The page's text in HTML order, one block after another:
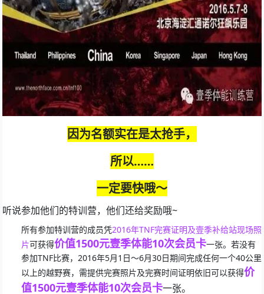
因为名额实在是太抢手，
所以……
一定要快哦～
听说参加他们的特训营，他们还给奖励哦~
所有参加特训营的成员凭2016年TNF完赛证明及壹季补给站现场照
片可获得价值1500元壹季体能10次会员卡一张。 若没有
参加TNF比赛，2016年5月1日～6月30日期间完成任何一个40公里
以上的越野赛，需提供完赛照片及完赛时间证明依旧可以获得价
值1500元壹季体能10次会员卡一张。